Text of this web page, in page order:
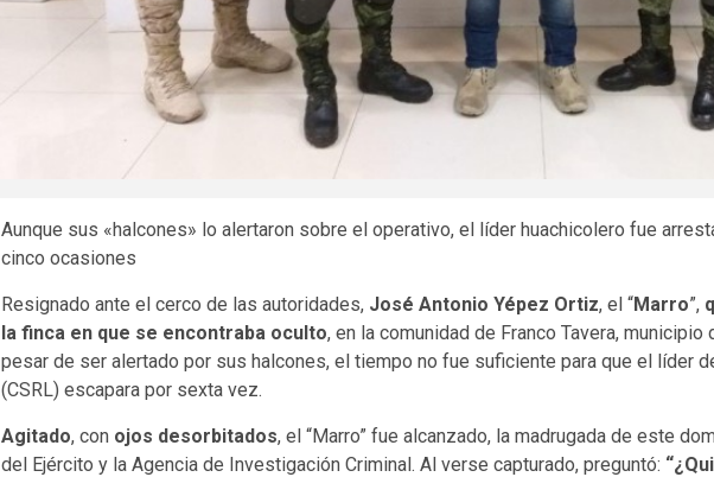
Aunque sus «halcones» lo alertaron sobre el operativo, el líder huachicolero fue
cinco ocasiones
Resignado ante el cerco de las autoridades, José Antonio Yépez Ortiz, el “Marro”,
la finca en que se encontraba oculto, en la comunidad de Franco Tavera, municipio
pesar de ser alertado por sus halcones, el tiempo no fue suficiente para que el líder
(CSRL) escapara por sexta vez.
Agitado, con ojos desorbitados, el “Marro” fue alcanzado, la madrugada de este
del Ejército y la Agencia de Investigación Criminal. Al verse capturado, preguntó: